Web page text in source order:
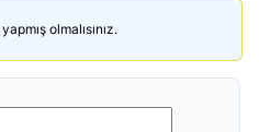
olmalısınız.